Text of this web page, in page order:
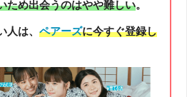
ため出会うのはやや難しい。
は、 ペアーズに今すぐ登録し